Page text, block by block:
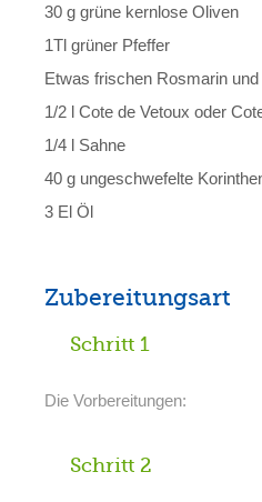
30 g grüne kernlose Oliven
1Tl grüner Pfeffer
Etwas frischen Rosmarin
1/2 l Cote de Vetoux oder
1/4 l Sahne
40 g ungeschwefelte
3 El Öl
Zubereitungsart
Schritt 1
Die Vorbereitungen:
Schritt 2